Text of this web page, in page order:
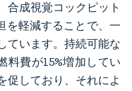
合成視覚コックピット
を軽減することで、一
ています。持続可能な
料費が15%増加してい
促しており、それによ